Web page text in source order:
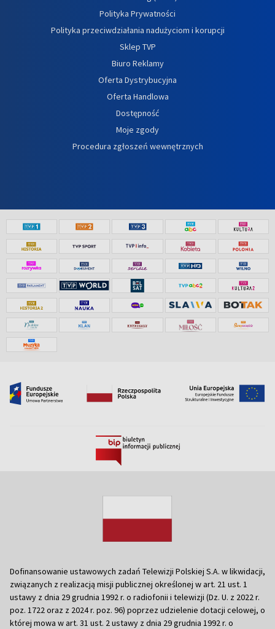
Polityka Prywatności
Polityka przeciwdziałania nadużyciom i korupcji
Sklep TVP
Biuro Reklamy
Oferta Dystrybucyjna
Oferta Handlowa
Dostępność
Moje zgody
Procedura zgłoszeń wewnętrznych
Dofinansowanie ustawowych zadań Telewizji Polskiej S.A. w likwidacji,
związanych z realizacją misji publicznej określonej w art. 21 ust. 1
ustawy z dnia 29 grudnia 1992 r. o radiofonii i telewizji (Dz. U. z 2022 r.
poz. 1722 oraz z 2024 r. poz. 96) poprzez udzielenie dotacji celowej, o
której mowa w art. 31 ust. 2 ustawy z dnia 29 grudnia 1992 r. o